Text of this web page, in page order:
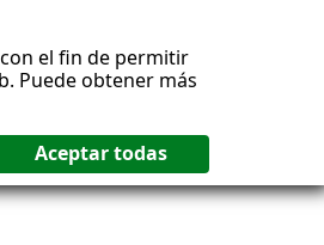
el fin de permitir
Puede obtener más